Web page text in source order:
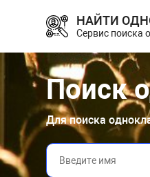
НАЙТИ
Сервис поиска
Поиск
Для поиска